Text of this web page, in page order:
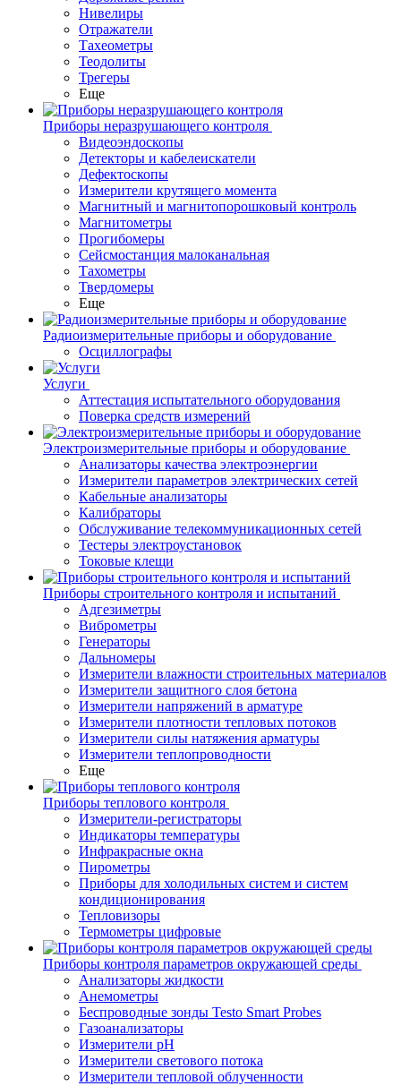
Нивелиры
Отражатели
Тахеометры
Теодолиты
Трегеры
Еще
Приборы неразрушающего контроля
Видеоэндоскопы
Детекторы и кабелеискатели
Дефектоскопы
Измерители крутящего момента
Магнитный и магнитопорошковый контроль
Магнитометры
Прогибомеры
Сейсмостанция малоканальная
Тахометры
Твердомеры
Еще
Радиоизмерительные приборы и оборудование
Осциллографы
Услуги
Аттестация испытательного оборудования
Поверка средств измерений
Электроизмерительные приборы и оборудование
Анализаторы качества электроэнергии
Измерители параметров электрических сетей
Кабельные анализаторы
Калибраторы
Обслуживание телекоммуникационных сетей
Тестеры электроустановок
Токовые клещи
Приборы строительного контроля и испытаний
Адгезиметры
Виброметры
Генераторы
Дальномеры
Измерители влажности строительных материалов
Измерители защитного слоя бетона
Измерители напряжений в арматуре
Измерители плотности тепловых потоков
Измерители силы натяжения арматуры
Измерители теплопроводности
Еще
Приборы теплового контроля
Измерители-регистраторы
Индикаторы температуры
Инфракрасные окна
Пирометры
Приборы для холодильных систем и систем
кондиционирования
Тепловизоры
Термометры цифровые
Приборы контроля параметров окружающей среды
Анализаторы жидкости
Анемометры
Беспроводные зонды Testo Smart Probes
Газоанализаторы
Измерители pH
Измерители светового потока
Измерители тепловой облученности